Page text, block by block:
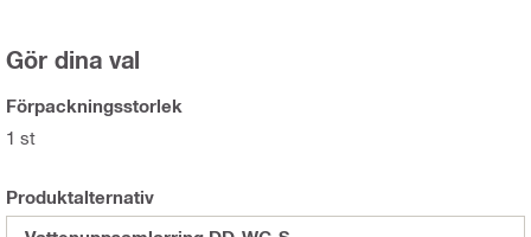
Gör dina val
Förpackningsstorlek
1 st
Produktalternativ